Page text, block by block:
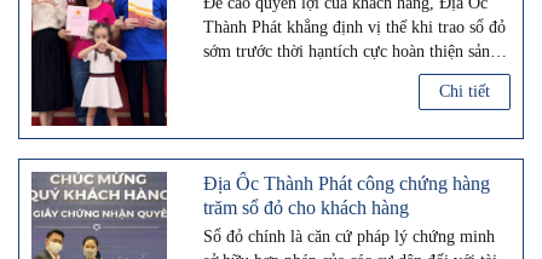
Thành Phát khẳng định vị thế khi trao sổ đỏ
sớm trước thời hạntích cực hoàn thiện sản
phẩm, hoàn thiện pháp lý cho Quý nhà đầu
Chi tiết
Địa Ốc Thành Phát công chứng hàng
trăm sổ đỏ cho khách hàng
Sổ đỏ chính là căn cứ pháp lý chứng minh
sở hữu hợp pháp của các cư dân đối với tài